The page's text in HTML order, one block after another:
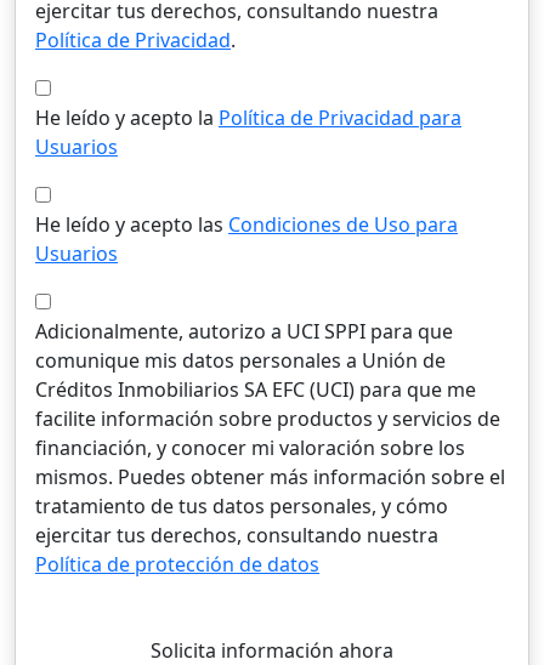
ejercitar tus derechos, consultando nuestra
Política de Privacidad.
He leído y acepto la Política de Privacidad para
Usuarios
He leído y acepto las Condiciones de Uso para
Usuarios
Adicionalmente, autorizo a UCI SPPI para que
comunique mis datos personales a Unión de
Créditos Inmobiliarios SA EFC (UCI) para que me
facilite información sobre productos y servicios de
financiación, y conocer mi valoración sobre los
mismos. Puedes obtener más información sobre el
tratamiento de tus datos personales, y cómo
ejercitar tus derechos, consultando nuestra
Política de protección de datos
Solicita información ahora